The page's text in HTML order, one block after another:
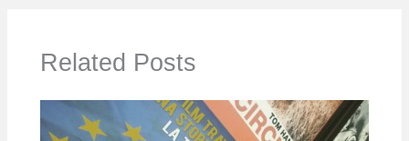
Related Posts